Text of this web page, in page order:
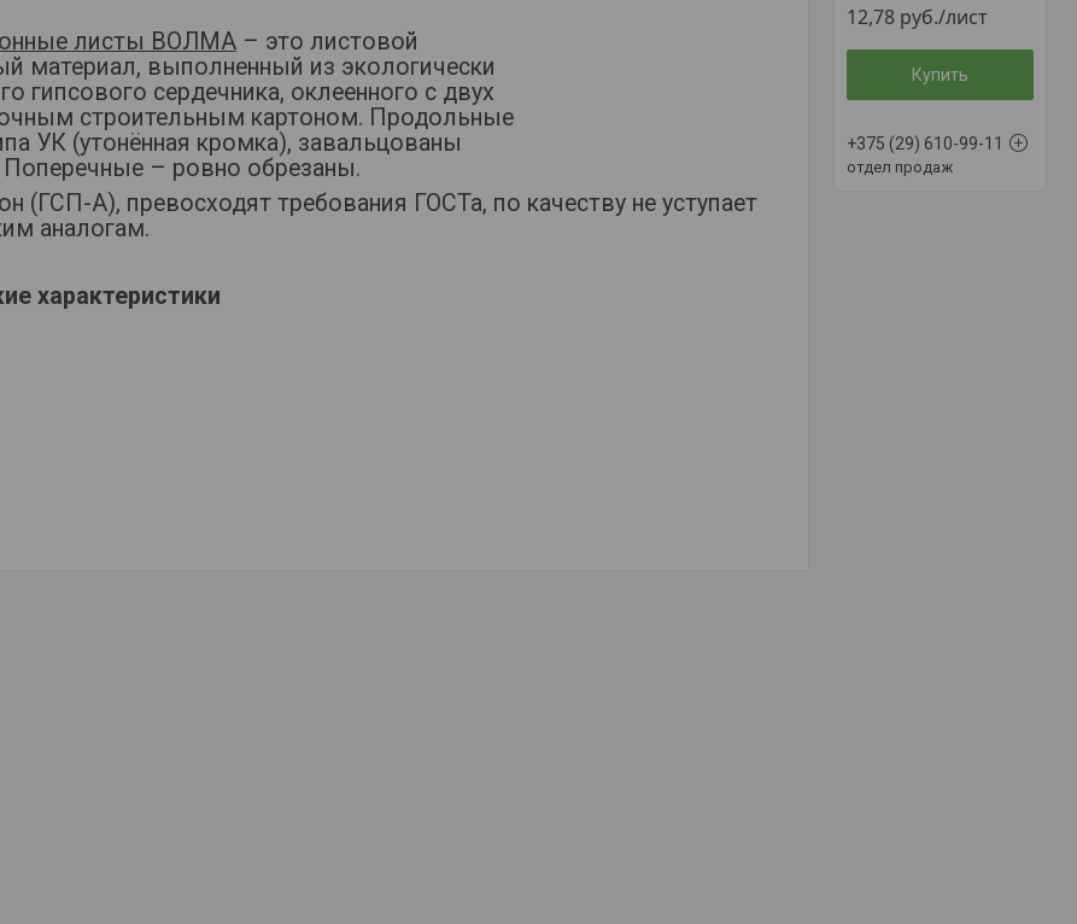
12,78 руб./лист
Купить
+375 (29) 610-99-11
отдел продаж
листы ВОЛМА – это листовой
материал, выполненный из экологически
гипсового сердечника, оклеенного с двух
строительным картоном. Продольные
УК (утонённая кромка), завальцованы
Поперечные – ровно обрезаны.
(ГСП-А), превосходят требования ГОСТа, по качеству не уступает
аналогам.
характеристики